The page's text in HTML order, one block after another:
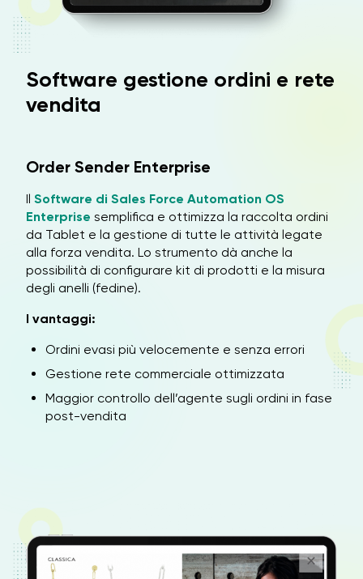
Software gestione ordini e rete
vendita
Order Sender Enterprise
Il Software di Sales Force Automation OS
Enterprise semplifica e ottimizza la raccolta ordini
da Tablet e la gestione di tutte le attività legate
alla forza vendita. Lo strumento dà anche la
possibilità di configurare kit di prodotti e la misura
degli anelli (fedine).
I vantaggi:
Ordini evasi più velocemente e senza errori
Gestione rete commerciale ottimizzata
Maggior controllo dell’agente sugli ordini in fase
post-vendita